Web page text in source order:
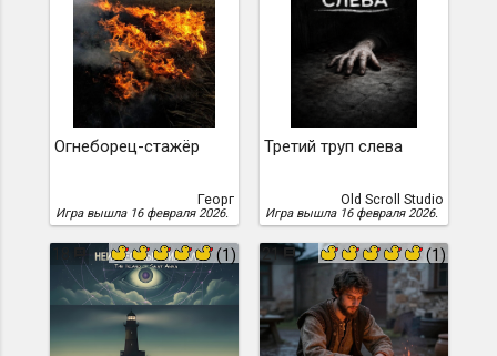
Огнеборец-стажёр
Георг
Игра вышла 16 февраля 2026.
Третий труп слева
Old Scroll Studio
Игра вышла 16 февраля 2026.
(1) 21 (1)